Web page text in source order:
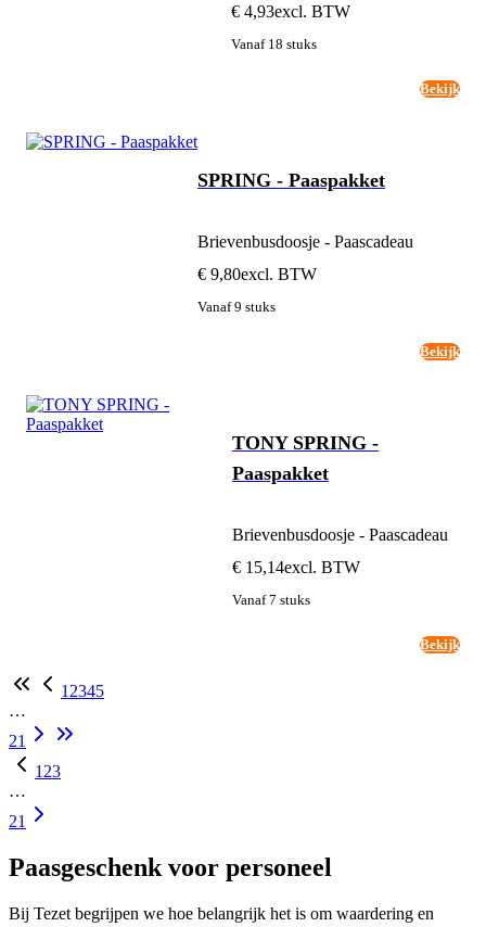
€ 4,93excl. BTW
Vanaf 18 stuks
Bekijk
SPRING - Paaspakket
Brievenbusdoosje - Paascadeau
€ 9,80excl. BTW
Vanaf 9 stuks
Bekijk
TONY SPRING -
Paaspakket
Brievenbusdoosje - Paascadeau
€ 15,14excl. BTW
Vanaf 7 stuks
Bekijk
1 2345
…
21
1 23
…
21
Paasgeschenk voor personeel
Bij Tezet begrijpen we hoe belangrijk het is om waardering en